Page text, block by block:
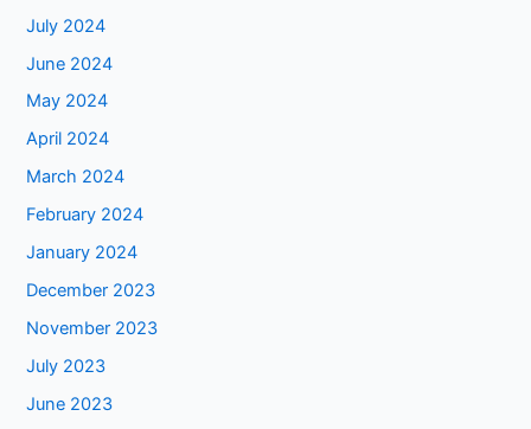
July 2024
June 2024
May 2024
April 2024
March 2024
February 2024
January 2024
December 2023
November 2023
July 2023
June 2023